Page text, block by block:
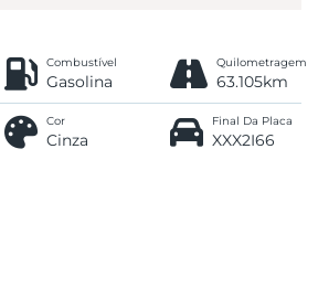
Combustível
Gasolina
Quilometragem
63.105km
Cor
Cinza
Final Da Placa
XXX2I66